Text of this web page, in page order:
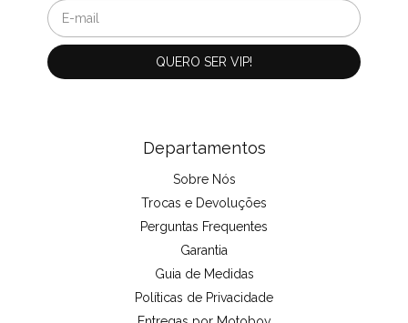
Departamentos
Sobre Nós
Trocas e Devoluções
Perguntas Frequentes
Garantia
Guia de Medidas
Políticas de Privacidade